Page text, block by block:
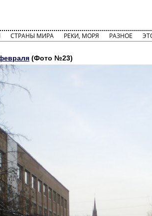
СТРАНЫ МИРА РЕКИ, МОРЯ РАЗНОЕ
(Фото №23)